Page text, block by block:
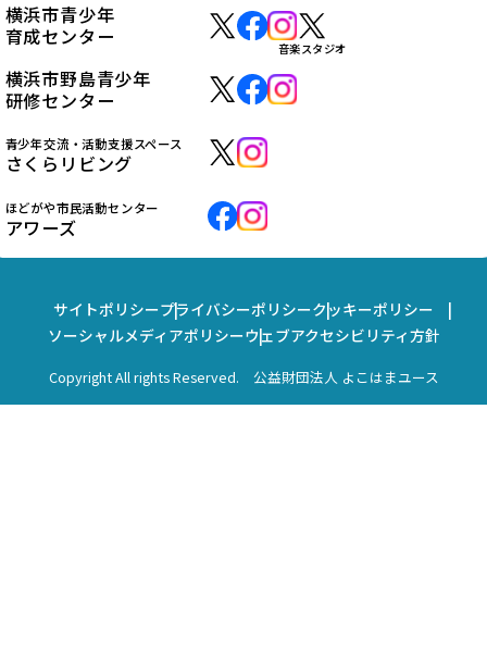
横浜市青少年
育成センター
音楽スタジオ
横浜市野島青少年
研修センター
青少年交流・活動支援スペース
さくらリビング
ほどがや市民活動センター
アワーズ
サイトポリシープライバシーポリシークッキーポリシー
ソーシャルメディアポリシーウェブアクセシビリティ方針
Copyright All rights Reserved. 公益財団法人 よこはまユース